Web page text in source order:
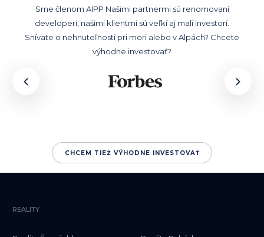
Sme členom AIPP Našimi partnermi sú renomovaní
developeri, našimi klientmi sú veľkí aj malí investori.
Snívate o nehnuteľnosti pri mori alebo v Alpách? Chcete
výhodne investovať?
CHCEM TIEŽ VÝHODNE INVESTOVAŤ
REALITY